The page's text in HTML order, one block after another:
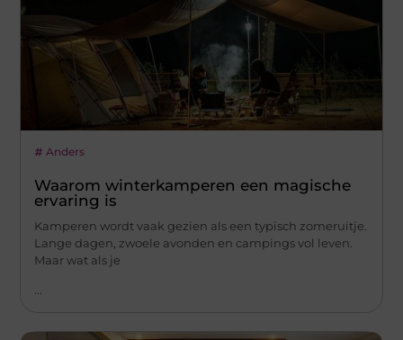
Anders
Waarom winterkamperen een magische
ervaring is
Kamperen wordt vaak gezien als een typisch zomeruitje.
Lange dagen, zwoele avonden en campings vol leven.
Maar wat als je
...